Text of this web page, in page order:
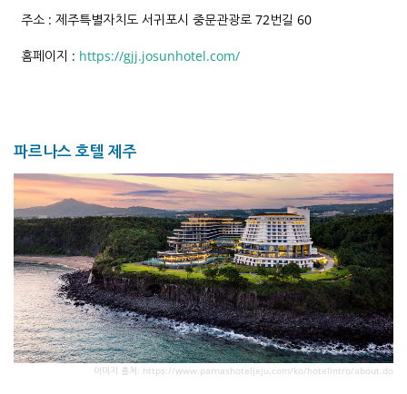
주소 : 제주특별자치도 서귀포시 중문관광로 72번길 60
홈페이지 : https://gjj.josunhotel.com/
파르나스 호텔 제주
이미지 출처: https://www.parnashoteljeju.com/ko/hotelintro/about.do